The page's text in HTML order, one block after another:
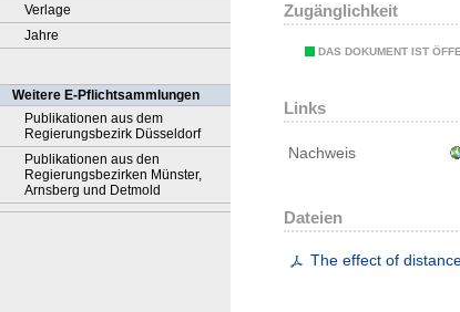
Verlage
Jahre
Weitere E-Pflichtsammlungen
Publikationen aus dem
Regierungsbezirk Düsseldorf
Publikationen aus den
Regierungsbezirken Münster,
Arnsberg und Detmold
Zugänglichkeit
DAS DOKUMENT IST
Links
Nachweis
Dateien
The effect of